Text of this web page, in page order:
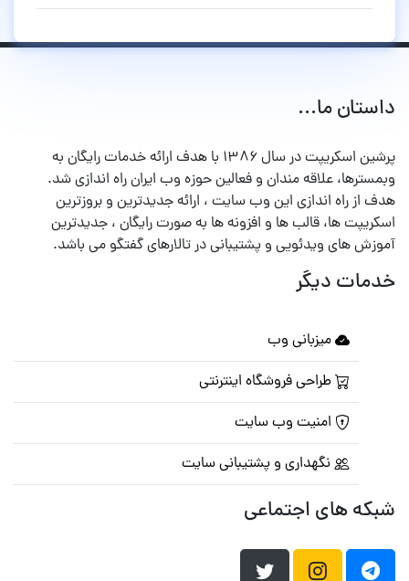
داستان ما...
پرشین اسکریپت در سال ۱۳۸۶ با هدف ارائه خدمات رایگان به
وبمسترها، علاقه مندان و فعالین حوزه وب ایران راه اندازی شد.
هدف از راه اندازی این وب سایت ، ارائه جدیدترین و بروزترین
اسکریپت ها، قالب ها و افزونه ها به صورت رایگان ، جدیدترین
آموزش های ویدئویی و پشتیبانی در تالارهای گفتگو می باشد.
خدمات دیگر
میزبانی وب
طراحی فروشگاه اینترنتی
امنیت وب سایت
نگهداری و پشتیبانی سایت
شبکه های اجتماعی